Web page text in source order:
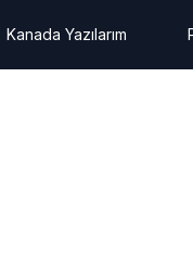
Kanada Yazılarım